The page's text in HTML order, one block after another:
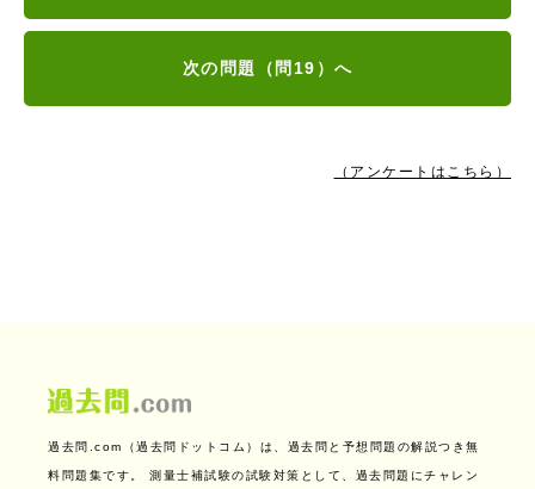
次の問題（問19）へ
（アンケートはこちら）
過去問.com（過去問ドットコム）は、過去問と予想問題の解説つき無
料問題集です。 測量士補試験の試験対策として、過去問題にチャレン